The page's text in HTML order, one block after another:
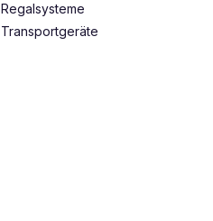
Regalsysteme
Transportgeräte